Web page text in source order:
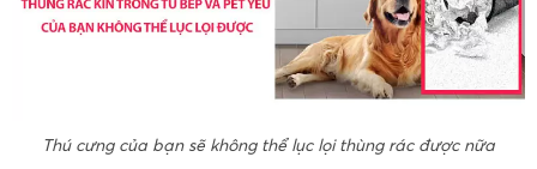
Thú cưng của bạn sẽ không thể lục lọi thùng rác được nữa